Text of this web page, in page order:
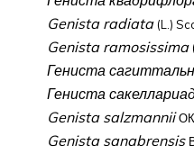
Genista radiata (L.)
Genista ramosissima
Гениста
Гениста
Genista salzmannii
Genista sanabrensis